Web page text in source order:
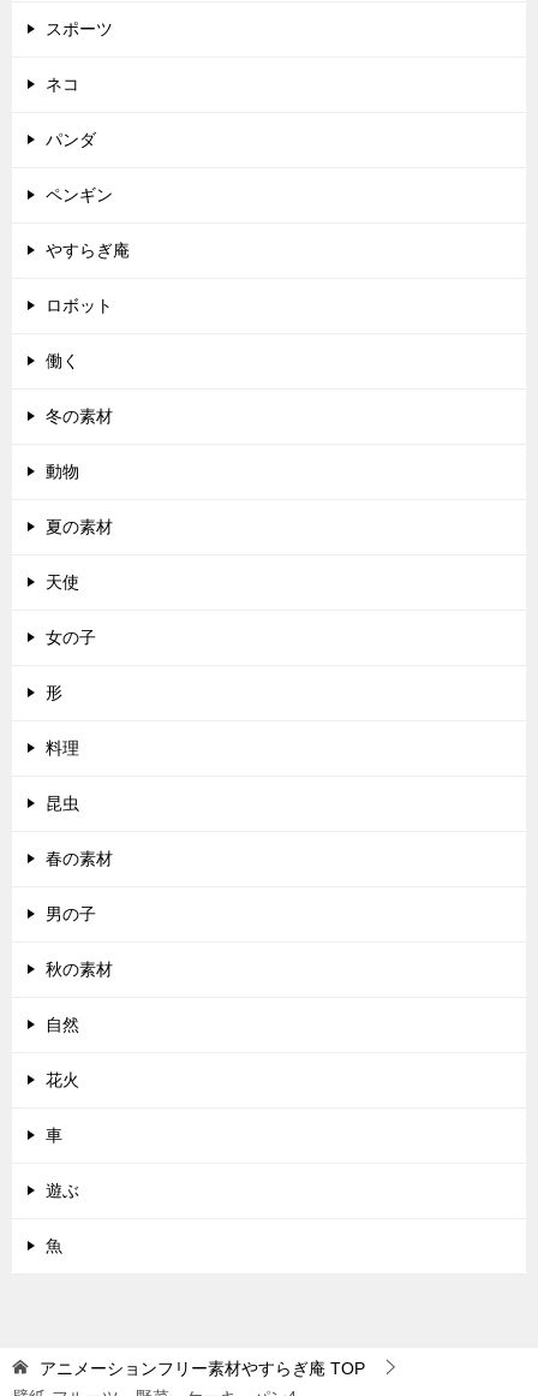
スポーツ
ネコ
パンダ
ペンギン
やすらぎ庵
ロボット
働く
冬の素材
動物
夏の素材
天使
女の子
形
料理
昆虫
春の素材
男の子
秋の素材
自然
花火
車
遊ぶ
魚
アニメーションフリー素材やすらぎ庵 TOP